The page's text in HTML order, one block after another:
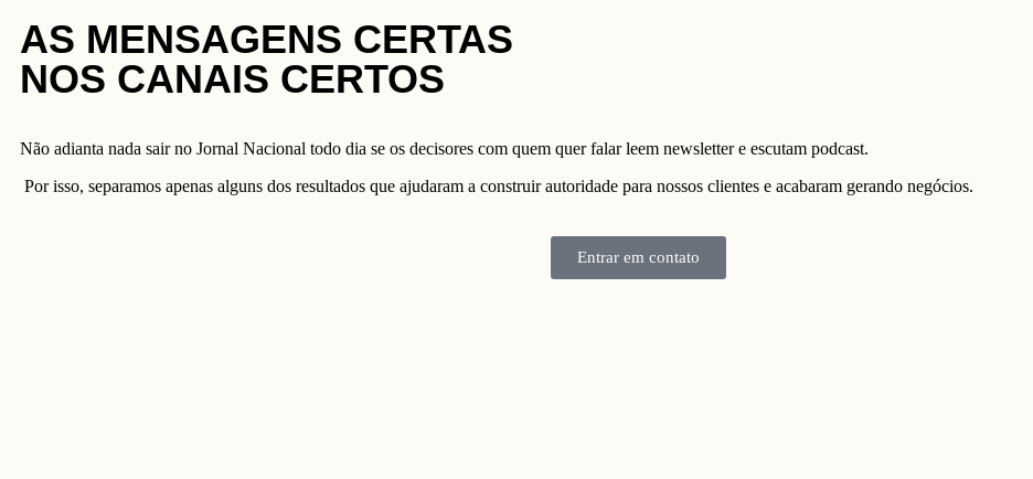
AS MENSAGENS CERTAS
NOS CANAIS CERTOS
Não adianta nada sair no Jornal Nacional todo dia se os decisores com quem quer falar leem newsletter e escutam podcast.
Por isso, separamos apenas alguns dos resultados que ajudaram a construir autoridade para nossos clientes e acabaram gerando negócios.
Entrar em contato